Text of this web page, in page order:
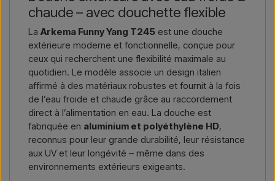
lien vers l’article) ainsi que les adresses de facturation et de
Nous écrire → Nous appeler →
chaude – avec douchette flexible
La Arkema Funny Yang T245 est une douche
extérieure moderne et fonctionnelle, conçue pour
ceux qui recherchent une flexibilité maximale au
quotidien. Le modèle associe un design italien
affirmé à des matériaux robustes et fournit à la fois
de l’eau froide et chaude grâce au raccordement
direct à l’alimentation en eau. La douche est
fabriquée en aluminium et polyéthylène HD,
reconnus pour leur grande durabilité, leur résistance
aux UV et leur longévité – même dans des
environnements extérieurs exigeants.